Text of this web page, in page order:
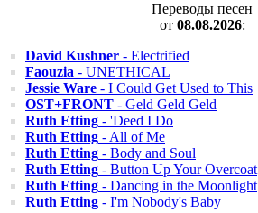
Переводы песен
от 08.08.2026:
David Kushner - Electrified
Faouzia - UNETHICAL
Jessie Ware - I Could Get Used to This
OST+FRONT - Geld Geld Geld
Ruth Etting - 'Deed I Do
Ruth Etting - All of Me
Ruth Etting - Body and Soul
Ruth Etting - Button Up Your Overcoat
Ruth Etting - Dancing in the Moonlight
Ruth Etting - I'm Nobody's Baby